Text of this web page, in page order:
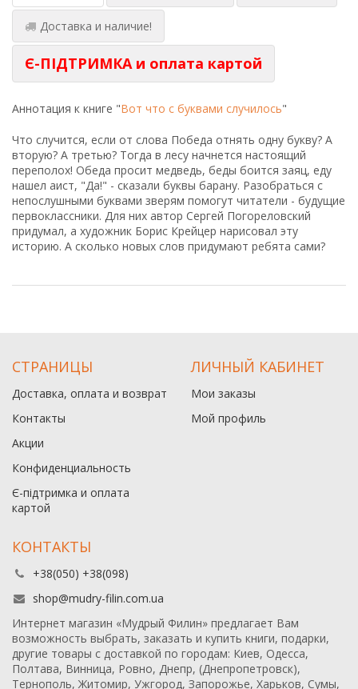
Доставка и наличие!
Є-ПІДТРИМКА и оплата картой
Аннотация к книге "Вот что с буквами случилось"
Что случится, если от слова Победа отнять одну букву? А
вторую? А третью? Тогда в лесу начнется настоящий
переполох! Обеда просит медведь, беды боится заяц, еду
нашел аист, "Да!" - сказали буквы барану. Разобраться с
непослушными буквами зверям помогут читатели - будущие
первоклассники. Для них автор Сергей Погореловский
придумал, а художник Борис Крейцер нарисовал эту
историю. А сколько новых слов придумают ребята сами?
СТРАНИЦЫ
Доставка, оплата и возврат
Контакты
Акции
Конфиденциальность
Є-підтримка и оплата
картой
ЛИЧНЫЙ КАБИНЕТ
Мои заказы
Мой профиль
КОНТАКТЫ
+38(050) +38(098)
shop@mudry-filin.com.ua
Интернет магазин «Мудрый Филин» предлагает Вам
возможность выбрать, заказать и купить книги, подарки,
другие товары с доставкой по городам: Киев, Одесса,
Полтава, Винница, Ровно, Днепр, (Днепропетровск),
Тернополь, Житомир, Ужгород, Запорожье, Харьков, Сумы,